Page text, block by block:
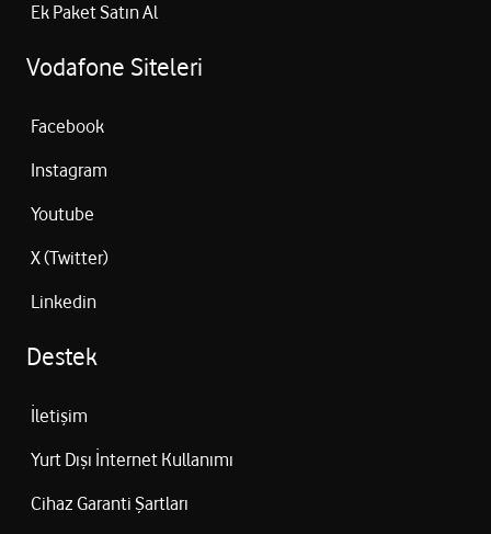
Ek Paket Satın Al
Vodafone Siteleri
Facebook
Instagram
Youtube
X (Twitter)
Linkedin
Destek
İletişim
Yurt Dışı İnternet Kullanımı
Cihaz Garanti Şartları